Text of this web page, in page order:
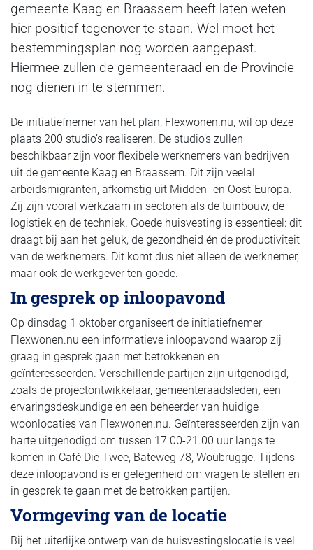
gemeente Kaag en Braassem heeft laten weten
hier positief tegenover te staan. Wel moet het
bestemmingsplan nog worden aangepast.
Hiermee zullen de gemeenteraad en de Provincie
nog dienen in te stemmen.
De initiatiefnemer van het plan, Flexwonen.nu, wil op deze
plaats 200 studio’s realiseren. De studio’s zullen
beschikbaar zijn voor flexibele werknemers van bedrijven
uit de gemeente Kaag en Braassem. Dit zijn veelal
arbeidsmigranten, afkomstig uit Midden- en Oost-Europa.
Zij zijn vooral werkzaam in sectoren als de tuinbouw, de
logistiek en de techniek. Goede huisvesting is essentieel: dit
draagt bij aan het geluk, de gezondheid én de productiviteit
van de werknemers. Dit komt dus niet alleen de werknemer,
maar ook de werkgever ten goede.
In gesprek op inloopavond
Op dinsdag 1 oktober organiseert de initiatiefnemer
Flexwonen.nu een informatieve inloopavond waarop zij
graag in gesprek gaan met betrokkenen en
geïnteresseerden. Verschillende partijen zijn uitgenodigd,
zoals de projectontwikkelaar, gemeenteraadsleden, een
ervaringsdeskundige en een beheerder van huidige
woonlocaties van Flexwonen.nu. Geïnteresseerden zijn van
harte uitgenodigd om tussen 17.00-21.00 uur langs te
komen in Café Die Twee, Bateweg 78, Woubrugge. Tijdens
deze inloopavond is er gelegenheid om vragen te stellen en
in gesprek te gaan met de betrokken partijen.
Vormgeving van de locatie
Bij het uiterlijke ontwerp van de huisvestingslocatie is veel